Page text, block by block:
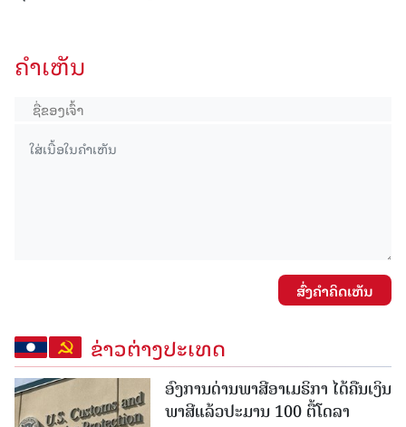
ຄໍາເຫັນ
ສົ່ງຄໍາຄິດເຫັນ
ຂ່າວຕ່າງປະເທດ
ອົງການດ່ານພາສີອາເມຣິກາ ໄດ້ຄືນເງິນ
ພາສີແລ້ວປະມານ 100 ຕື້ໂດລາ